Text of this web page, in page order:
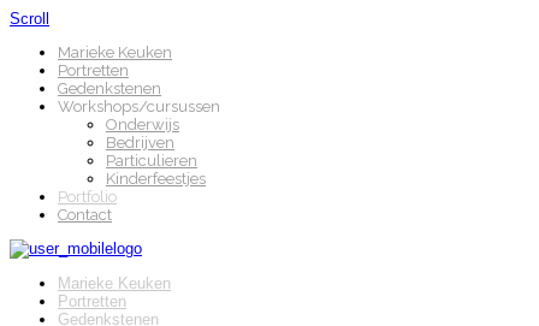
Scroll
Marieke Keuken
Portretten
Gedenkstenen
Workshops/cursussen
Onderwijs
Bedrijven
Particulieren
Kinderfeestjes
Portfolio
Contact
Marieke Keuken
Portretten
Gedenkstenen